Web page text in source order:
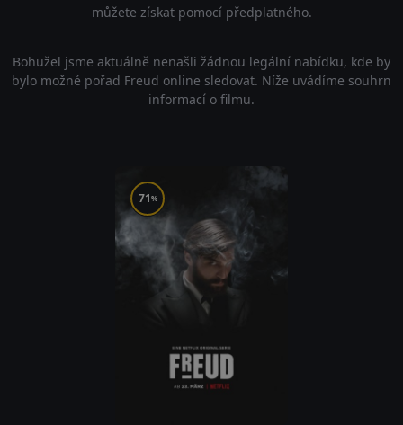
můžete získat pomocí předplatného.
Bohužel jsme aktuálně nenašli žádnou legální nabídku, kde by
bylo možné pořad Freud online sledovat. Níže uvádíme souhrn
informací o filmu.
71%